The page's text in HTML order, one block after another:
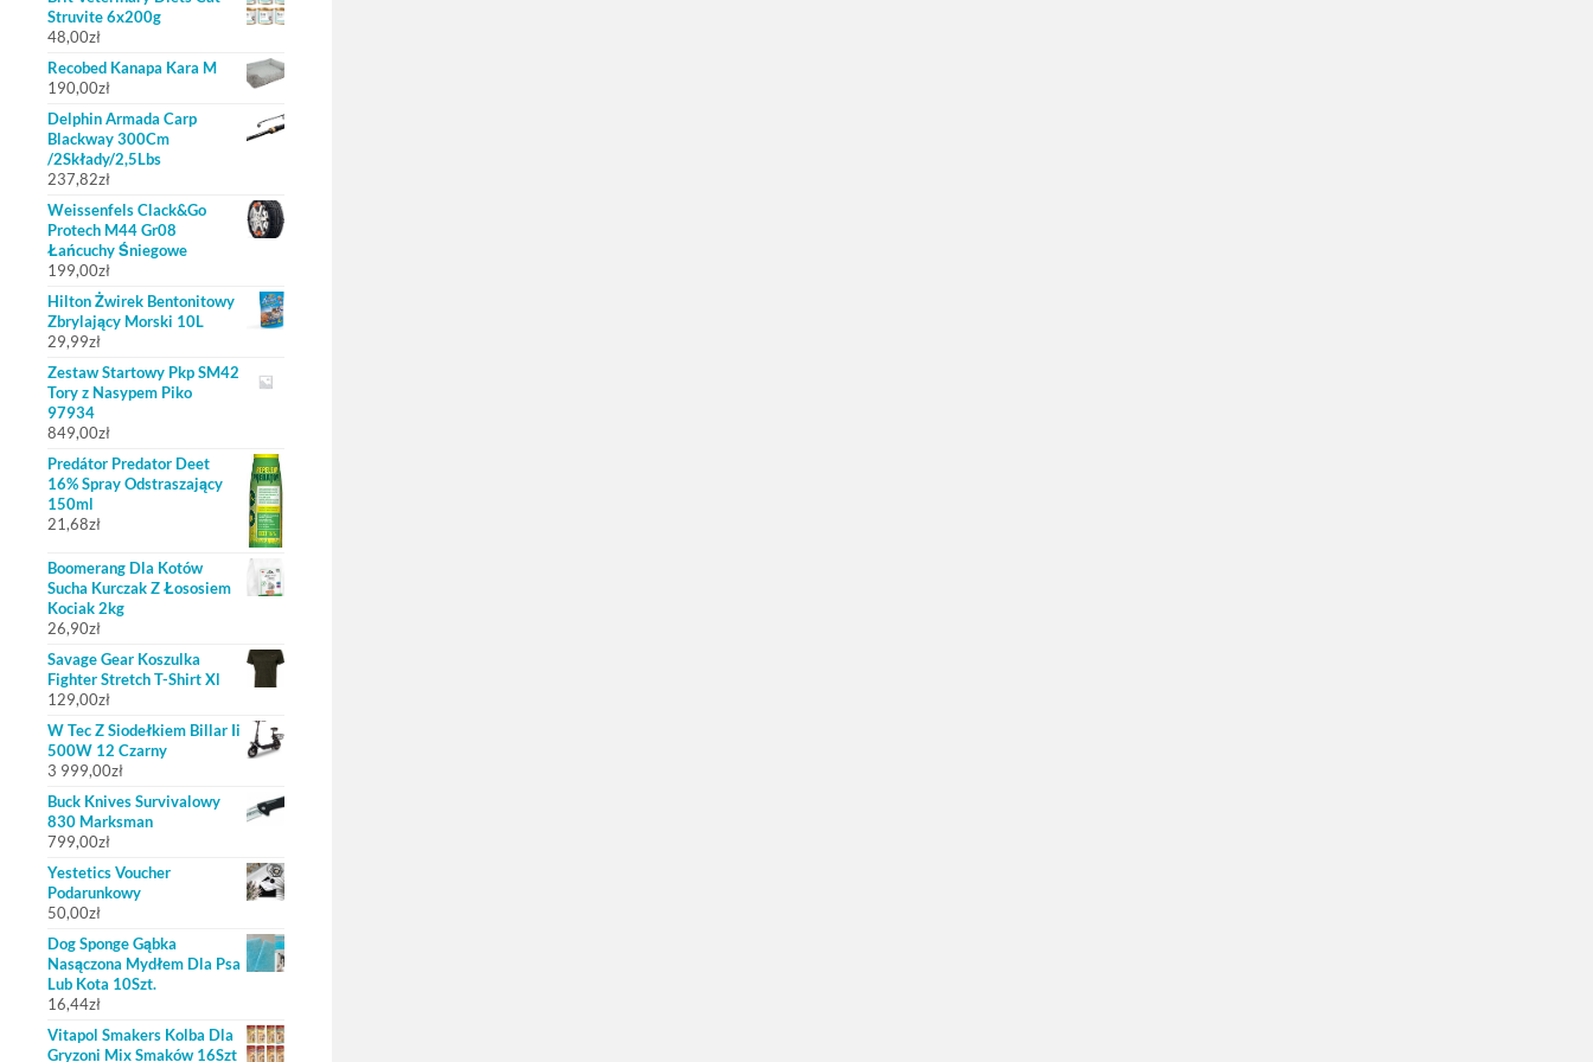
Struvite 6x200g
48,00zł
Recobed Kanapa Kara M
190,00zł
Delphin Armada Carp
Blackway 300Cm
/2Składy/2,5Lbs
237,82zł
Weissenfels Clack&Go
Protech M44 Gr08
Łańcuchy Śniegowe
199,00zł
Hilton Żwirek Bentonitowy
Zbrylający Morski 10L
29,99zł
Zestaw Startowy Pkp SM42
Tory z Nasypem Piko
97934
849,00zł
Predátor Predator Deet
16% Spray Odstraszający
150ml
21,68zł
Boomerang Dla Kotów
Sucha Kurczak Z Łososiem
Kociak 2kg
26,90zł
Savage Gear Koszulka
Fighter Stretch T-Shirt Xl
129,00zł
W Tec Z Siodełkiem Billar Ii
500W 12 Czarny
3 999,00zł
Buck Knives Survivalowy
830 Marksman
799,00zł
Yestetics Voucher
Podarunkowy
50,00zł
Dog Sponge Gąbka
Nasączona Mydłem Dla Psa
Lub Kota 10Szt.
16,44zł
Vitapol Smakers Kolba Dla
Gryzoni Mix Smaków 16Szt